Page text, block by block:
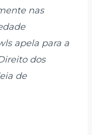
nas
apela para a
dos
de